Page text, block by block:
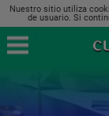
Nuestro sitio utiliza
de usuario. Si